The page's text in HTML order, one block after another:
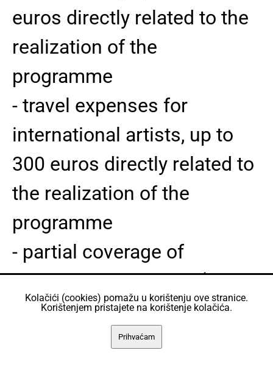
euros directly related to the
realization of the
programme
- travel expenses for
international artists, up to
300 euros directly related to
the realization of the
programme
- partial coverage of
production expenses (only
for new work produced at a
Kolačići (cookies) pomažu u korištenju ove stranice.
Korištenjem pristajete na korištenje kolačića.
Prihvaćam